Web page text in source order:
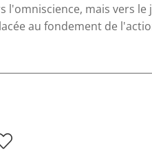
l'omniscience, mais vers le
au fondement de